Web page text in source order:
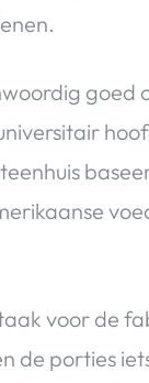
goed
voor de
de porties